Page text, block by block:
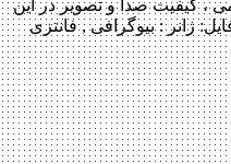
، کیفیت صدا و تصویر در این
ژانر : بیوگرافی , فانتزی